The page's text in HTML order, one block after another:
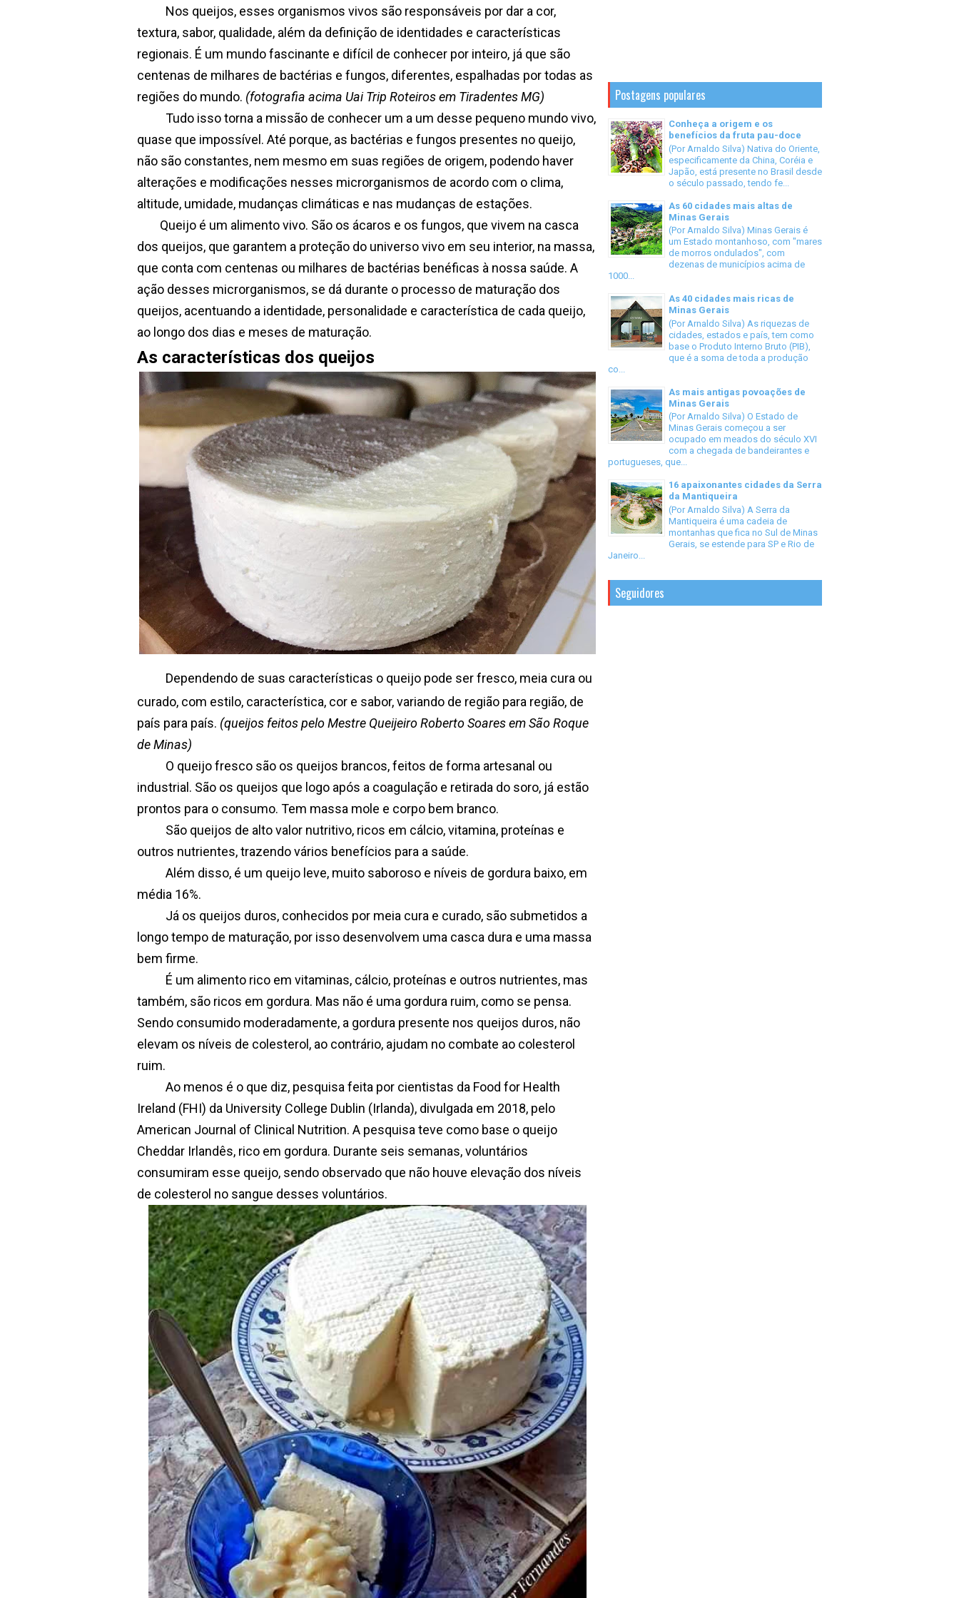
Nos queijos, esses organismos vivos são responsáveis por dar a cor,
textura, sabor, qualidade, além da definição de identidades e características
regionais. É um mundo fascinante e difícil de conhecer por inteiro, já que são
centenas de milhares de bactérias e fungos, diferentes, espalhadas por todas as
regiões do mundo. (fotografia acima Uai Trip Roteiros em Tiradentes MG)
Tudo isso torna a missão de conhecer um a um desse pequeno mundo vivo,
quase que impossível. Até porque, as bactérias e fungos presentes no queijo,
não são constantes, nem mesmo em suas regiões de origem, podendo haver
alterações e modificações nesses microrganismos de acordo com o clima,
altitude, umidade, mudanças climáticas e nas mudanças de estações.
Queijo é um alimento vivo. São os ácaros e os fungos, que vivem na casca
dos queijos, que garantem a proteção do universo vivo em seu interior, na massa,
que conta com centenas ou milhares de bactérias benéficas à nossa saúde. A
ação desses microrganismos, se dá durante o processo de maturação dos
queijos, acentuando a identidade, personalidade e característica de cada queijo,
ao longo dos dias e meses de maturação.
As características dos queijos
Dependendo de suas características o queijo pode ser fresco, meia cura ou
curado, com estilo, característica, cor e sabor, variando de região para região, de
país para país. (queijos feitos pelo Mestre Queijeiro Roberto Soares em São Roque
de Minas)
O queijo fresco são os queijos brancos, feitos de forma artesanal ou
industrial. São os queijos que logo após a coagulação e retirada do soro, já estão
prontos para o consumo. Tem massa mole e corpo bem branco.
São queijos de alto valor nutritivo, ricos em cálcio, vitamina, proteínas e
outros nutrientes, trazendo vários benefícios para a saúde.
Além disso, é um queijo leve, muito saboroso e níveis de gordura baixo, em
média 16%.
Já os queijos duros, conhecidos por meia cura e curado, são submetidos a
longo tempo de maturação, por isso desenvolvem uma casca dura e uma massa
bem firme.
É um alimento rico em vitaminas, cálcio, proteínas e outros nutrientes, mas
também, são ricos em gordura. Mas não é uma gordura ruim, como se pensa.
Sendo consumido moderadamente, a gordura presente nos queijos duros, não
elevam os níveis de colesterol, ao contrário, ajudam no combate ao colesterol
ruim.
Ao menos é o que diz, pesquisa feita por cientistas da Food for Health
Ireland (FHI) da University College Dublin (Irlanda), divulgada em 2018, pelo
American Journal of Clinical Nutrition. A pesquisa teve como base o queijo
Cheddar Irlandês, rico em gordura. Durante seis semanas, voluntários
consumiram esse queijo, sendo observado que não houve elevação dos níveis
de colesterol no sangue desses voluntários.
Postagens populares
Conheça a origem e os
benefícios da fruta pau-doce
(Por Arnaldo Silva) Nativa do Oriente,
especificamente da China, Coréia e
Japão, está presente no Brasil desde
o século passado, tendo fe...
As 60 cidades mais altas de
Minas Gerais
(Por Arnaldo Silva) Minas Gerais é
um Estado montanhoso, com "mares
de morros ondulados", com
dezenas de municípios acima de
1000...
As 40 cidades mais ricas de
Minas Gerais
(Por Arnaldo Silva) As riquezas de
cidades, estados e país, tem como
base o Produto Interno Bruto (PIB),
que é a soma de toda a produção
co...
As mais antigas povoações de
Minas Gerais
(Por Arnaldo Silva) O Estado de
Minas Gerais começou a ser
ocupado em meados do século XVI
com a chegada de bandeirantes e
portugueses, que...
16 apaixonantes cidades da Serra
da Mantiqueira
(Por Arnaldo Silva) A Serra da
Mantiqueira é uma cadeia de
montanhas que fica no Sul de Minas
Gerais, se estende para SP e Rio de
Janeiro...
Seguidores